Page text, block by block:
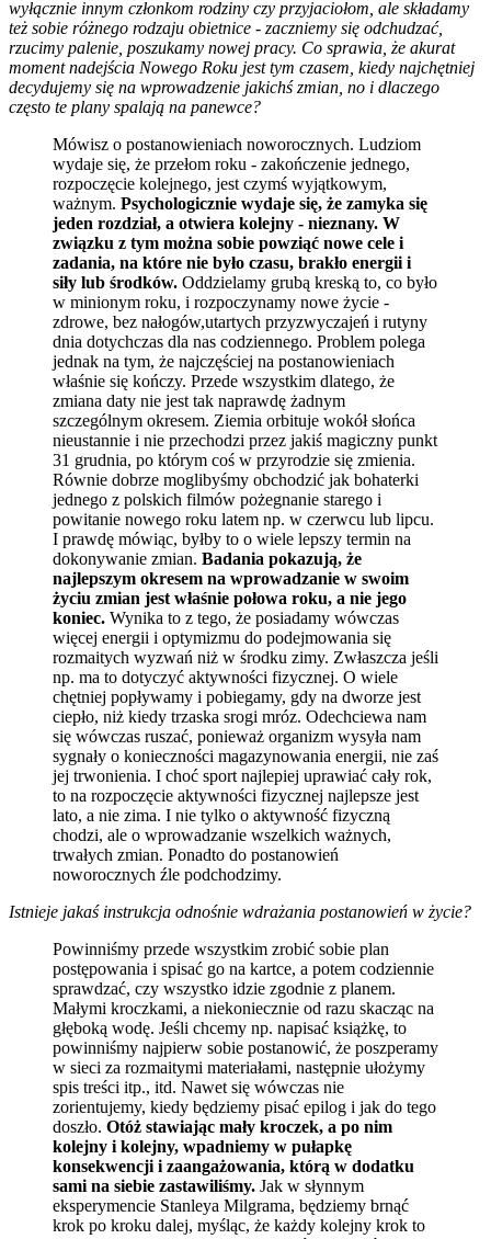
wyłącznie innym członkom rodziny czy przyjaciołom, ale składamy
też sobie różnego rodzaju obietnice - zaczniemy się odchudzać,
rzucimy palenie, poszukamy nowej pracy. Co sprawia, że akurat
moment nadejścia Nowego Roku jest tym czasem, kiedy najchętniej
decydujemy się na wprowadzenie jakichś zmian, no i dlaczego
często te plany spalają na panewce?
Mówisz o postanowieniach noworocznych. Ludziom
wydaje się, że przełom roku - zakończenie jednego,
rozpoczęcie kolejnego, jest czymś wyjątkowym,
ważnym. Psychologicznie wydaje się, że zamyka się
jeden rozdział, a otwiera kolejny - nieznany. W
związku z tym można sobie powziąć nowe cele i
zadania, na które nie było czasu, brakło energii i
siły lub środków. Oddzielamy grubą kreską to, co było
w minionym roku, i rozpoczynamy nowe życie -
zdrowe, bez nałogów,utartych przyzwyczajeń i rutyny
dnia dotychczas dla nas codziennego. Problem polega
jednak na tym, że najczęściej na postanowieniach
właśnie się kończy. Przede wszystkim dlatego, że
zmiana daty nie jest tak naprawdę żadnym
szczególnym okresem. Ziemia orbituje wokół słońca
nieustannie i nie przechodzi przez jakiś magiczny punkt
31 grudnia, po którym coś w przyrodzie się zmienia.
Równie dobrze moglibyśmy obchodzić jak bohaterki
jednego z polskich filmów pożegnanie starego i
powitanie nowego roku latem np. w czerwcu lub lipcu.
I prawdę mówiąc, byłby to o wiele lepszy termin na
dokonywanie zmian. Badania pokazują, że
najlepszym okresem na wprowadzanie w swoim
życiu zmian jest właśnie połowa roku, a nie jego
koniec. Wynika to z tego, że posiadamy wówczas
więcej energii i optymizmu do podejmowania się
rozmaitych wyzwań niż w środku zimy. Zwłaszcza jeśli
np. ma to dotyczyć aktywności fizycznej. O wiele
chętniej popływamy i pobiegamy, gdy na dworze jest
ciepło, niż kiedy trzaska srogi mróz. Odechciewa nam
się wówczas ruszać, ponieważ organizm wysyła nam
sygnały o konieczności magazynowania energii, nie zaś
jej trwonienia. I choć sport najlepiej uprawiać cały rok,
to na rozpoczęcie aktywności fizycznej najlepsze jest
lato, a nie zima. I nie tylko o aktywność fizyczną
chodzi, ale o wprowadzanie wszelkich ważnych,
trwałych zmian. Ponadto do postanowień
noworocznych źle podchodzimy.
Istnieje jakaś instrukcja odnośnie wdrażania postanowień w życie?
Powinniśmy przede wszystkim zrobić sobie plan
postępowania i spisać go na kartce, a potem codziennie
sprawdzać, czy wszystko idzie zgodnie z planem.
Małymi kroczkami, a niekoniecznie od razu skacząc na
głęboką wodę. Jeśli chcemy np. napisać książkę, to
powinniśmy najpierw sobie postanowić, że poszperamy
w sieci za rozmaitymi materiałami, następnie ułożymy
spis treści itp., itd. Nawet się wówczas nie
zorientujemy, kiedy będziemy pisać epilog i jak do tego
doszło. Otóż stawiając mały kroczek, a po nim
kolejny i kolejny, wpadniemy w pułapkę
konsekwencji i zaangażowania, którą w dodatku
sami na siebie zastawiliśmy. Jak w słynnym
eksperymencie Stanleya Milgrama, będziemy brnąć
krok po kroku dalej, myśląc, że każdy kolejny krok to